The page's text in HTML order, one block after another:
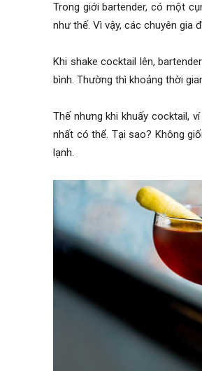
Trong giới bartender, có một
như thế. Vì vậy, các chuyên gia
Khi shake cocktail lên,
bình. Thường thì khoảng thời
Thế nhưng khi khuấy cocktail,
nhất có thể. Tại sao? Không
lạnh.